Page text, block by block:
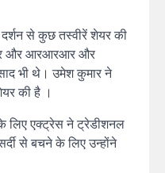
से कुछ तस्वीरें शेयर की
और आरआरआर और
भी थे। उमेश कुमार ने
की है ।
लिए एक्ट्रेस ने ट्रेडीशनल
से बचने के लिए उन्होंने